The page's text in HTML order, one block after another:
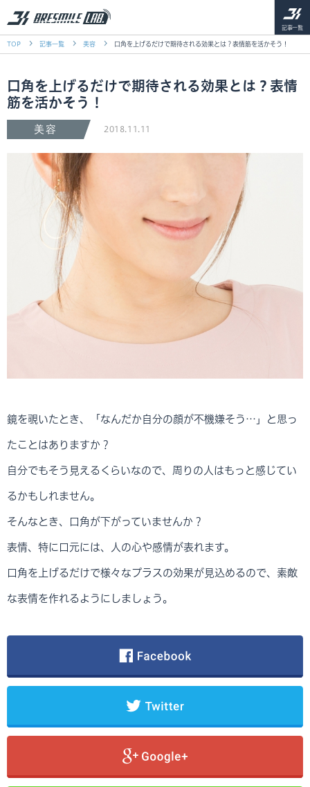
記事一覧
TOP 記事一覧 美容 口角を上げるだけで期待される効果とは？表情筋を活かそう！
口角を上げるだけで期待される効果とは？表情
筋を活かそう！
美容 2018.11.11
鏡を覗いたとき、「なんだか自分の顔が不機嫌そう…」と思っ
たことはありますか？
自分でもそう見えるくらいなので、周りの人はもっと感じてい
るかもしれません。
そんなとき、口角が下がっていませんか？
表情、特に口元には、人の心や感情が表れます。
口角を上げるだけで様々なプラスの効果が見込めるので、素敵
な表情を作れるようにしましょう。